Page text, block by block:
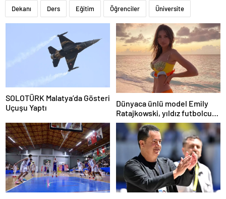
Dekanı Ders Eğitim Öğrenciler Üniversite
SOLOTÜRK Malatya’da Gösteri
Uçuşu Yaptı
Dünyaca ünlü model Emily
Ratajkowski, yıldız futbolcuya
hayranlığını ilan etti